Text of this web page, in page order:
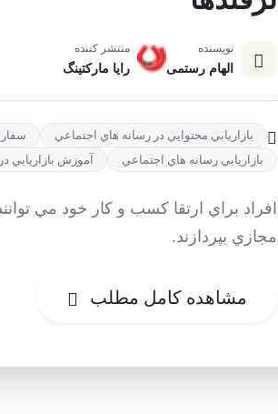
نویسنده
الهام رستمی
منتشر کننده
رایا مارکتینگ
بازاريابي محتوايي در رسانه هاي اجتماعي
بازاريابي رسانه هاي اجتماعي
آموزش بازاريابي
افراد براي ارتقا كسب و كار خود مي
مجازي بپردازند.
مشاهده کامل مطلب